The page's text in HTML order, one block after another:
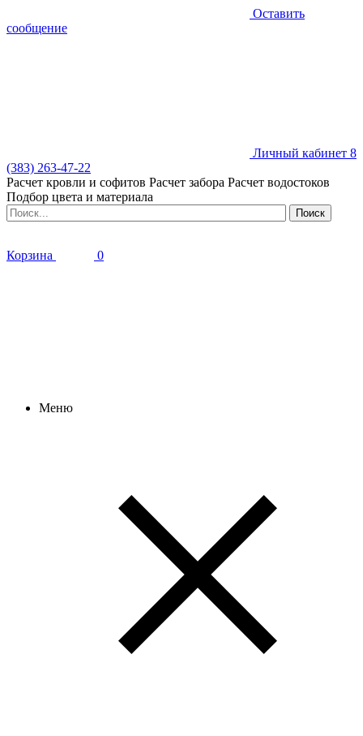
Оставить
сообщение
Личный кабинет 8
(383) 263-47-22
Расчет кровли и софитов Расчет забора Расчет водостоков
Подбор цвета и материала
Корзина 0
Меню